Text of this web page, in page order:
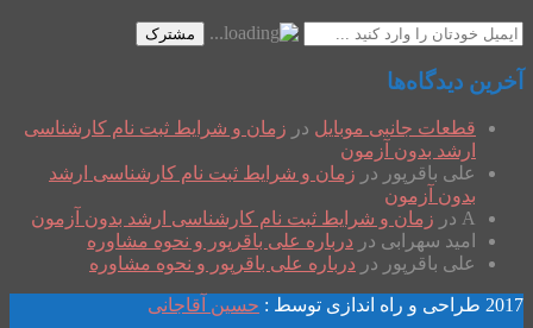
مشترک
آخرین دیدگاه‌ها
قطعات جانبی موبایل در زمان و شرایط ثبت نام کارشناسی
ارشد بدون آزمون
علی باقرپور در زمان و شرایط ثبت نام کارشناسی ارشد
بدون آزمون
A در زمان و شرایط ثبت نام کارشناسی ارشد بدون آزمون
امید سهرابی در درباره علی باقرپور و نحوه مشاوره
علی باقرپور در درباره علی باقرپور و نحوه مشاوره
2017 طراحی و راه اندازی توسط : حسین آقاجانی